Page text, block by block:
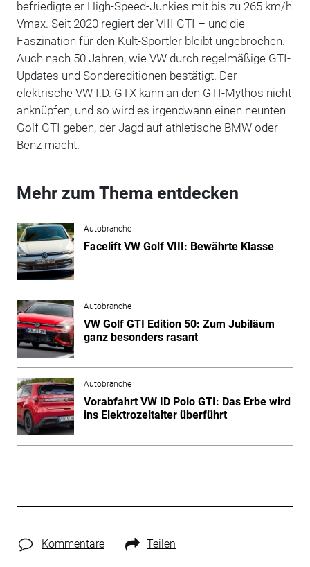
befriedigte er High-Speed-Junkies mit bis zu 265 km/h
Vmax. Seit 2020 regiert der VIII GTI – und die
Faszination für den Kult-Sportler bleibt ungebrochen.
Auch nach 50 Jahren, wie VW durch regelmäßige GTI-
Updates und Sondereditionen bestätigt. Der
elektrische VW I.D. GTX kann an den GTI-Mythos nicht
anknüpfen, und so wird es irgendwann einen neunten
Golf GTI geben, der Jagd auf athletische BMW oder
Benz macht.
Mehr zum Thema entdecken
Autobranche
Facelift VW Golf VIII: Bewährte Klasse
Autobranche
VW Golf GTI Edition 50: Zum Jubiläum
ganz besonders rasant
Autobranche
Vorabfahrt VW ID Polo GTI: Das Erbe wird
ins Elektrozeitalter überführt
Kommentare Teilen